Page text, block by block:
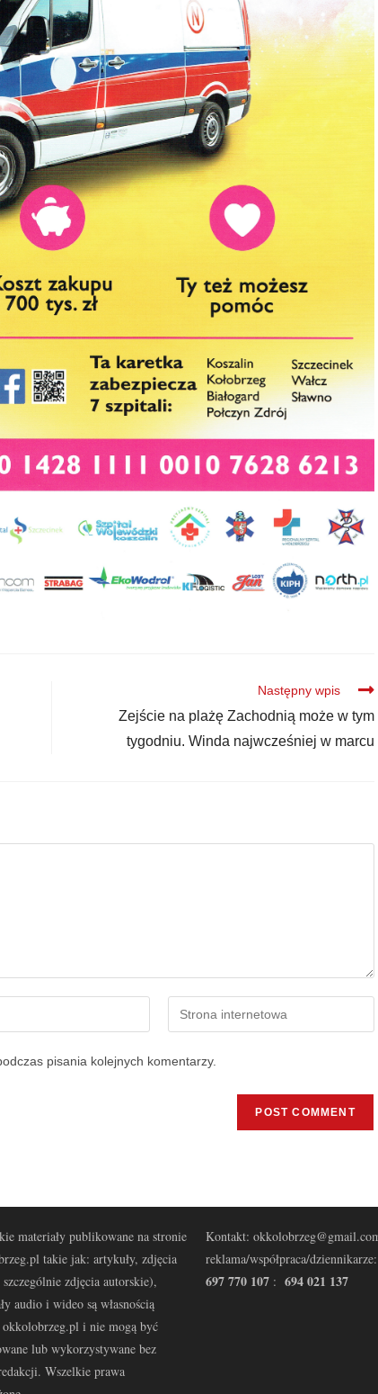
Następny wpis
Zejście na plażę Zachodnią może w tym
tygodniu. Winda najwcześniej w marcu
pisania kolejnych komentarzy.
materiały publikowane na stronie
takie jak: artykuły, zdjęcia
zdjęcia autorskie),
audio i wideo są własnością
i nie mogą być
lub wykorzystywane bez
Wszelkie prawa
Kontakt:
reklama/współpraca/
697 770 107 : 694 021 137